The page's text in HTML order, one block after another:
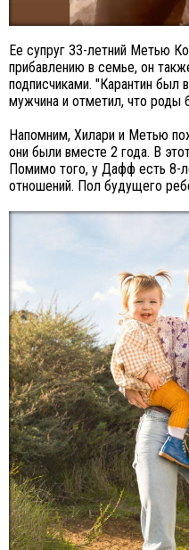
Ее супруг 33-летний Метью
прибавлению в семье, он
подписчиками. "Карантин
мужчина и отметил, что
Напомним, Хилари и Метью
они были вместе 2 года. В
Помимо того, у Дафф есть 8-
отношений. Пол будущего